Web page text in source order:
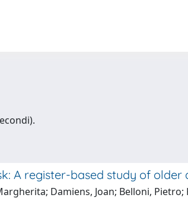
A register-based study of older
Damiens, Joan; Belloni,